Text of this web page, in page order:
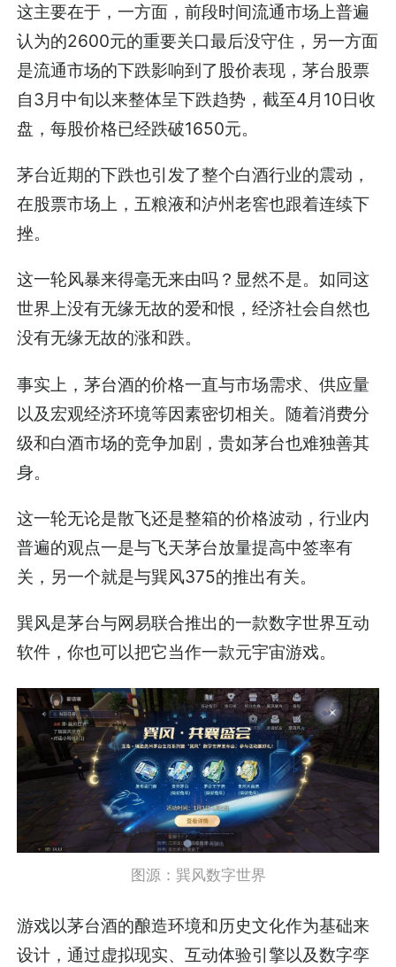
这主要在于，一方面，前段时间流通市场上普遍
认为的2600元的重要关口最后没守住，另一方面
是流通市场的下跌影响到了股价表现，茅台股票
自3月中旬以来整体呈下跌趋势，截至4月10日收
盘，每股价格已经跌破1650元。
茅台近期的下跌也引发了整个白酒行业的震动，
在股票市场上，五粮液和泸州老窖也跟着连续下
挫。
这一轮风暴来得毫无来由吗？显然不是。如同这
世界上没有无缘无故的爱和恨，经济社会自然也
没有无缘无故的涨和跌。
事实上，茅台酒的价格一直与市场需求、供应量
以及宏观经济环境等因素密切相关。随着消费分
级和白酒市场的竞争加剧，贵如茅台也难独善其
身。
这一轮无论是散飞还是整箱的价格波动，行业内
普遍的观点一是与飞天茅台放量提高中签率有
关，另一个就是与巽风375的推出有关。
巽风是茅台与网易联合推出的一款数字世界互动
软件，你也可以把它当作一款元宇宙游戏。
图源：巽风数字世界
游戏以茅台酒的酿造环境和历史文化作为基础来
设计，通过虚拟现实、互动体验引擎以及数字孪